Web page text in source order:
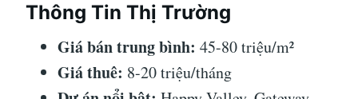
Thông Tin Thị Trường
Giá bán trung bình: 45-80 triệu/m²
Giá thuê: 8-20 triệu/tháng